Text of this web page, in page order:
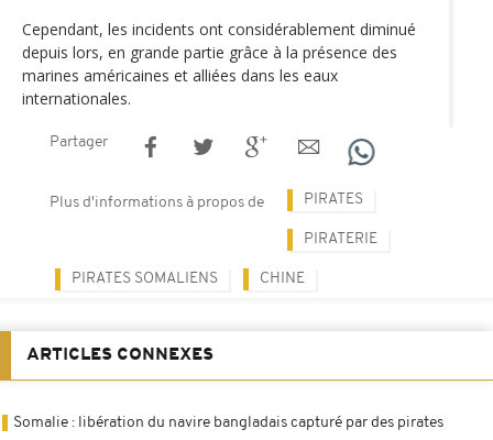
Cependant, les incidents ont considérablement diminué
depuis lors, en grande partie grâce à la présence des
marines américaines et alliées dans les eaux
internationales.
Partager
Plus d'informations à propos de PIRATES
PIRATERIE
PIRATES SOMALIENS CHINE
ARTICLES CONNEXES
Somalie : libération du navire bangladais capturé par des pirates